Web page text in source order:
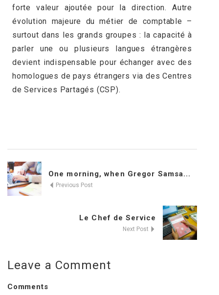
forte valeur ajoutée pour la direction. Autre
évolution majeure du métier de comptable –
surtout dans les grands groupes : la capacité à
parler une ou plusieurs langues étrangères
devient indispensable pour échanger avec des
homologues de pays étrangers via des Centres
de Services Partagés (CSP).
One morning, when Gregor Samsa...
Previous Post
Le Chef de Service
Next Post
Leave a Comment
Comments